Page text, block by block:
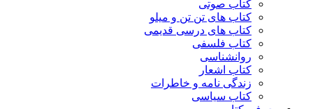
کتاب صوتی
کتاب های تن تن و میلو
کتاب های درسی قدیمی
کتاب فلسفی
روانشناسی
کتاب اشعار
زندگی نامه و خاطرات
کتاب سیاسی